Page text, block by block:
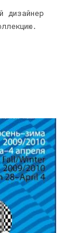
дизайнер